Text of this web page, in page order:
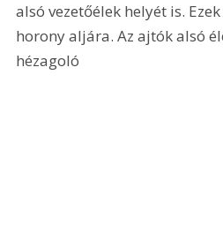
alsó vezetőélek helyét is.
horony aljára. Az ajtók alsó
hézagoló